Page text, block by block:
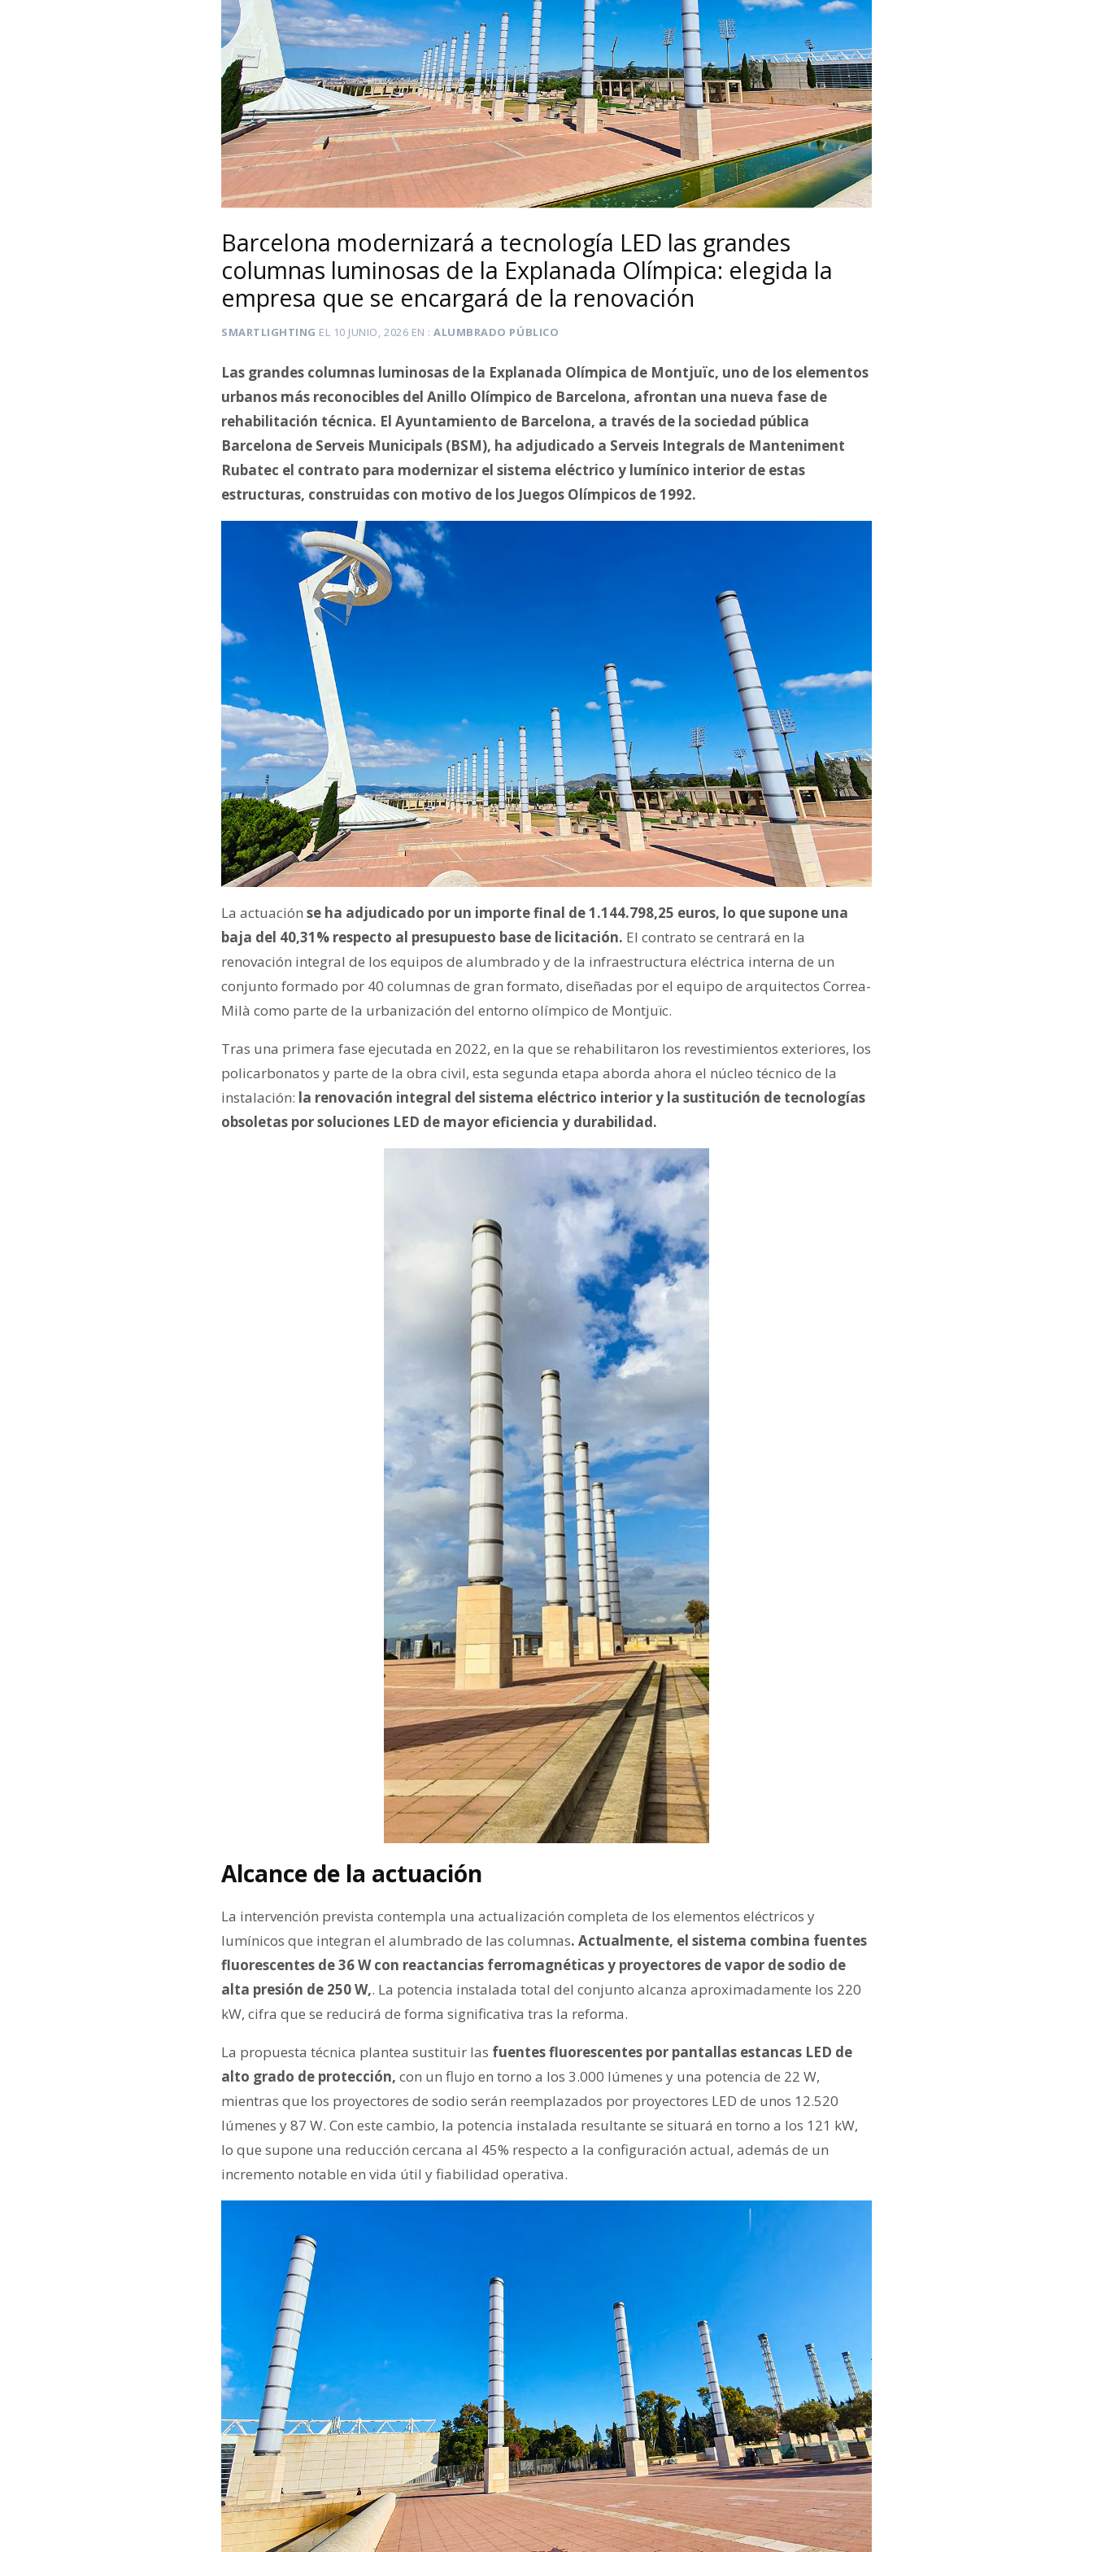
Barcelona modernizará a tecnología LED las grandes
columnas luminosas de la Explanada Olímpica: elegida la
empresa que se encargará de la renovación
SMARTLIGHTING EL 10 JUNIO, 2026 EN ALUMBRADO PÚBLICO
Las grandes columnas luminosas de la Explanada Olímpica de Montjuïc, uno de los elementos
urbanos más reconocibles del Anillo Olímpico de Barcelona, afrontan una nueva fase de
rehabilitación técnica. El Ayuntamiento de Barcelona, a través de la sociedad pública
Barcelona de Serveis Municipals (BSM), ha adjudicado a Serveis Integrals de Manteniment
Rubatec el contrato para modernizar el sistema eléctrico y lumínico interior de estas
estructuras, construidas con motivo de los Juegos Olímpicos de 1992.
La actuación se ha adjudicado por un importe final de 1.144.798,25 euros, lo que supone una
baja del 40,31% respecto al presupuesto base de licitación. El contrato se centrará en la
renovación integral de los equipos de alumbrado y de la infraestructura eléctrica interna de un
conjunto formado por 40 columnas de gran formato, diseñadas por el equipo de arquitectos Correa-
Milà como parte de la urbanización del entorno olímpico de Montjuïc.
Tras una primera fase ejecutada en 2022, en la que se rehabilitaron los revestimientos exteriores, los
policarbonatos y parte de la obra civil, esta segunda etapa aborda ahora el núcleo técnico de la
instalación: la renovación integral del sistema eléctrico interior y la sustitución de tecnologías
obsoletas por soluciones LED de mayor eficiencia y durabilidad.
Alcance de la actuación
La intervención prevista contempla una actualización completa de los elementos eléctricos y
lumínicos que integran el alumbrado de las columnas. Actualmente, el sistema combina fuentes
fluorescentes de 36 W con reactancias ferromagnéticas y proyectores de vapor de sodio de
alta presión de 250 W,. La potencia instalada total del conjunto alcanza aproximadamente los 220
kW, cifra que se reducirá de forma significativa tras la reforma.
La propuesta técnica plantea sustituir las fuentes fluorescentes por pantallas estancas LED de
alto grado de protección, con un flujo en torno a los 3.000 lúmenes y una potencia de 22 W,
mientras que los proyectores de sodio serán reemplazados por proyectores LED de unos 12.520
lúmenes y 87 W. Con este cambio, la potencia instalada resultante se situará en torno a los 121 kW,
lo que supone una reducción cercana al 45% respecto a la configuración actual, además de un
incremento notable en vida útil y fiabilidad operativa.